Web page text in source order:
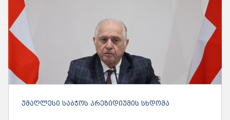
ᲣᲛᲐᲦᲚᲔᲡᲘ ᲡᲐᲑᲭᲝᲡ ᲞᲠᲔᲖᲘᲓᲘᲣᲛᲘᲡ ᲡᲮᲓᲝᲛᲐ